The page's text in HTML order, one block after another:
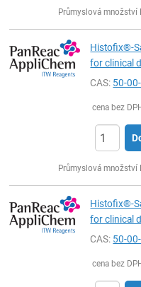
Průmyslová množství
Histofix®-
for clinical
CAS: 50-
cena bez
Průmyslová množství
Histofix®-
for clinical
CAS: 50-
cena bez